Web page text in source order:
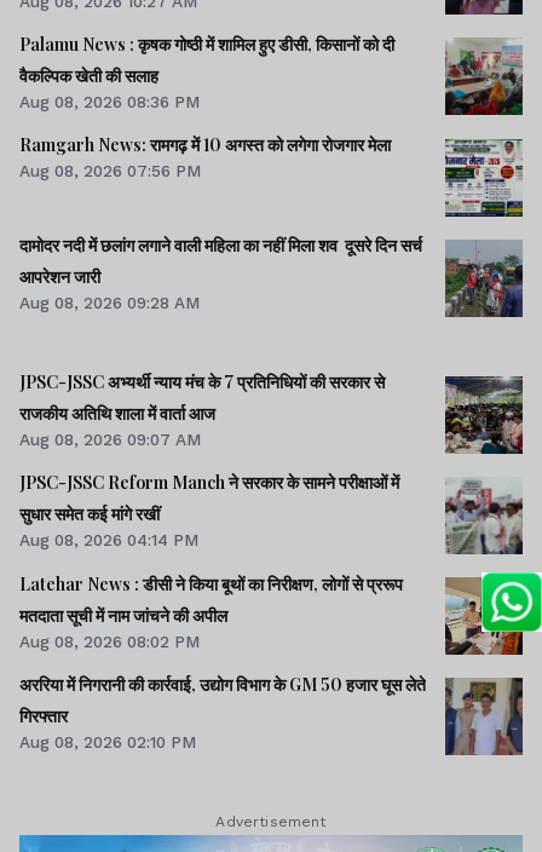
Palamu News : कृषक गोष्ठी में शामिल हुए डीसी, किसानों को दी
वैकल्पिक खेती की सलाह
Aug 08, 2026 08:36 PM
Ramgarh News: रामगढ़ में 10 अगस्त को लगेगा रोजगार मेला
Aug 08, 2026 07:56 PM
दामोदर नदी में छलांग लगाने वाली महिला का नहीं मिला शव दूसरे दिन सर्च
आपरेशन जारी
Aug 08, 2026 09:28 AM
JPSC-JSSC अभ्यर्थी न्याय मंच के 7 प्रतिनिधियों की सरकार से
राजकीय अतिथि शाला में वार्ता आज
Aug 08, 2026 09:07 AM
JPSC-JSSC Reform Manch ने सरकार के सामने परीक्षाओं में
सुधार समेत कई मांगे रखीं
Aug 08, 2026 04:14 PM
Latehar News : डीसी ने किया बूथों का निरीक्षण, लोगों से प्ररूप
मतदाता सूची में नाम जांचने की अपील
Aug 08, 2026 08:02 PM
अररिया में निगरानी की कार्रवाई, उद्योग विभाग के GM 50 हजार घूस लेते
गिरफ्तार
Aug 08, 2026 02:10 PM
Advertisement